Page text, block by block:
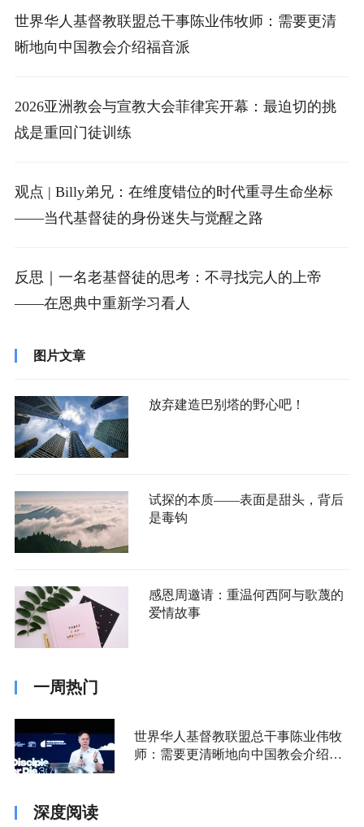
世界华人基督教联盟总干事陈业伟牧师：需要更清
晰地向中国教会介绍福音派
2026亚洲教会与宣教大会菲律宾开幕：最迫切的挑
战是重回门徒训练
观点 | Billy弟兄：在维度错位的时代重寻生命坐标
——当代基督徒的身份迷失与觉醒之路
反思｜一名老基督徒的思考：不寻找完人的上帝
——在恩典中重新学习看人
图片文章
放弃建造巴别塔的野心吧！
试探的本质——表面是甜头，背后
是毒钩
感恩周邀请：重温何西阿与歌蔑的
爱情故事
一周热门
世界华人基督教联盟总干事陈业伟牧
师：需要更清晰地向中国教会介绍福
深度阅读